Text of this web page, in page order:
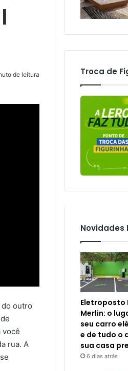
de leitura
outro
de
você
rua. A
Troca de
Novidades
Eletroposto
Merlin: o
seu carro
e de tudo o
sua casa
6 dias atrás